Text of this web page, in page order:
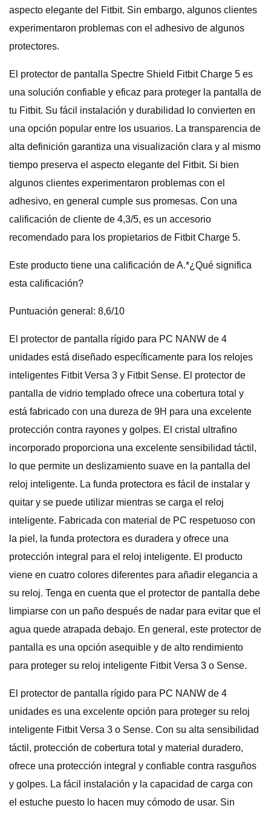
aspecto elegante del Fitbit. Sin embargo, algunos clientes
experimentaron problemas con el adhesivo de algunos
protectores.
El protector de pantalla Spectre Shield Fitbit Charge 5 es
una solución confiable y eficaz para proteger la pantalla de
tu Fitbit. Su fácil instalación y durabilidad lo convierten en
una opción popular entre los usuarios. La transparencia de
alta definición garantiza una visualización clara y al mismo
tiempo preserva el aspecto elegante del Fitbit. Si bien
algunos clientes experimentaron problemas con el
adhesivo, en general cumple sus promesas. Con una
calificación de cliente de 4,3/5, es un accesorio
recomendado para los propietarios de Fitbit Charge 5.
Este producto tiene una calificación de A.*¿Qué significa
esta calificación?
Puntuación general: 8,6/10
El protector de pantalla rígido para PC NANW de 4
unidades está diseñado específicamente para los relojes
inteligentes Fitbit Versa 3 y Fitbit Sense. El protector de
pantalla de vidrio templado ofrece una cobertura total y
está fabricado con una dureza de 9H para una excelente
protección contra rayones y golpes. El cristal ultrafino
incorporado proporciona una excelente sensibilidad táctil,
lo que permite un deslizamiento suave en la pantalla del
reloj inteligente. La funda protectora es fácil de instalar y
quitar y se puede utilizar mientras se carga el reloj
inteligente. Fabricada con material de PC respetuoso con
la piel, la funda protectora es duradera y ofrece una
protección integral para el reloj inteligente. El producto
viene en cuatro colores diferentes para añadir elegancia a
su reloj. Tenga en cuenta que el protector de pantalla debe
limpiarse con un paño después de nadar para evitar que el
agua quede atrapada debajo. En general, este protector de
pantalla es una opción asequible y de alto rendimiento
para proteger su reloj inteligente Fitbit Versa 3 o Sense.
El protector de pantalla rígido para PC NANW de 4
unidades es una excelente opción para proteger su reloj
inteligente Fitbit Versa 3 o Sense. Con su alta sensibilidad
táctil, protección de cobertura total y material duradero,
ofrece una protección integral y confiable contra rasguños
y golpes. La fácil instalación y la capacidad de carga con
el estuche puesto lo hacen muy cómodo de usar. Sin